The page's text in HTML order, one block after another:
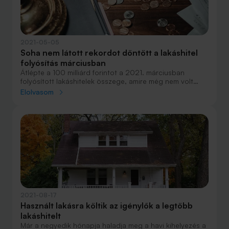
Soha nem látott rekordot döntött a lakáshitel
folyósítás márciusban
Átlépte a 100 milliárd forintot a 2021. márciusban
folyósított lakáshitelek összege, amire még nem volt
példa. Új erőre kapott a babaváró hitel is, a személyi
közzétett folyósítási adatokból. A Bank360.hu elemzői
összefoglalták a márciusi eredményeket.
Elolvasom
Használt lakásra költik az igénylők a legtöbb
lakáshitelt
Már a negyedik hónapja haladja meg a havi kihelyezés a